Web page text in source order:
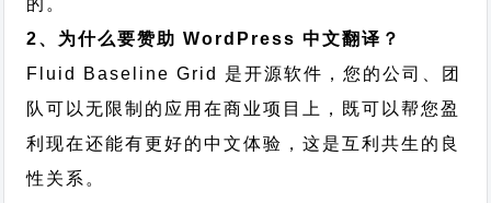
的。
2、为什么要赞助 WordPress 中文翻译？
Fluid Baseline Grid 是开源软件，您的公司、团
队可以无限制的应用在商业项目上，既可以帮您盈
利现在还能有更好的中文体验，这是互利共生的良
性关系。